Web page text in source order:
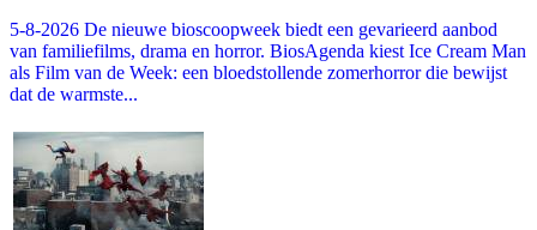
5-8-2026 De nieuwe bioscoopweek biedt een gevarieerd aanbod
van familiefilms, drama en horror. BiosAgenda kiest Ice Cream Man
als Film van de Week: een bloedstollende zomerhorror die bewijst
dat de warmste...